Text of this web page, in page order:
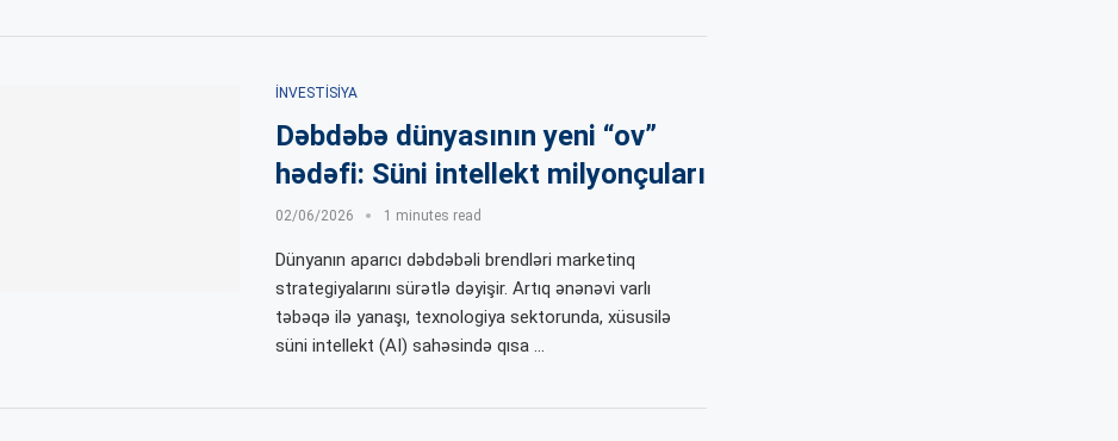
İNVESTISIYA
Dəbdəbə dünyasının yeni “ov”
hədəfi: Süni intellekt milyonçuları
02/06/2026 1 minutes read
Dünyanın aparıcı dəbdəbəli brendləri marketinq
strategiyalarını sürətlə dəyişir. Artıq ənənəvi varlı
təbəqə ilə yanaşı, texnologiya sektorunda, xüsusilə
süni intellekt (AI) sahəsində qısa …